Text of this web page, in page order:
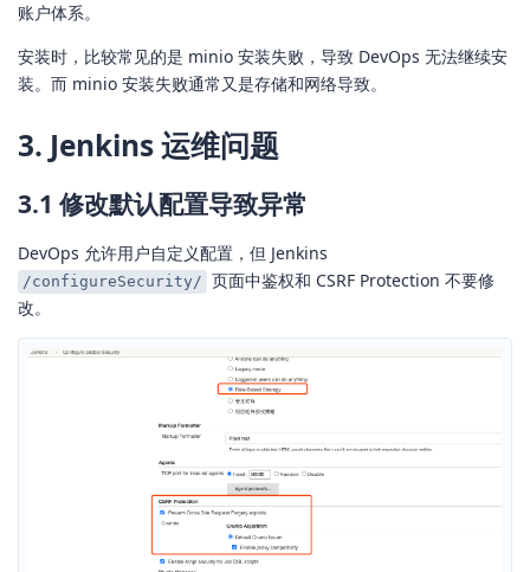
账户体系。
安装时，比较常见的是 minio 安装失败，导致 DevOps 无法继续安
装。而 minio 安装失败通常又是存储和网络导致。
3. Jenkins 运维问题
3.1 修改默认配置导致异常
DevOps 允许用户自定义配置，但 Jenkins
/configureSecurity/ 页面中鉴权和 CSRF Protection 不要修
改。